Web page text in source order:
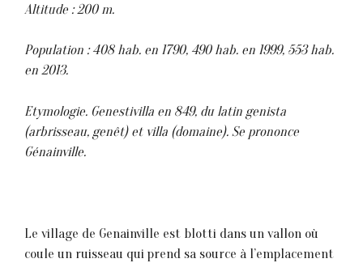
Altitude : 200 m.
Population : 408 hab. en 1790, 490 hab. en 1999, 553 hab.
en 2013.
Etymologie. Genestivilla en 849, du latin genista
(arbrisseau, genêt) et villa (domaine). Se prononce
Génainville.
Le village de Genainville est blotti dans un vallon où
coule un ruisseau qui prend sa source à l’emplacement